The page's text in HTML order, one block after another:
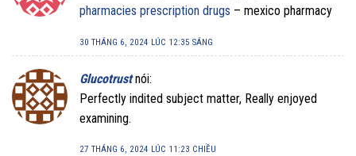
pharmacies prescription drugs – mexico pharmacy
30 THÁNG 6, 2024 LÚC 12:35 SÁNG
Glucotrust nói:
Perfectly indited subject matter, Really enjoyed
examining.
27 THÁNG 6, 2024 LÚC 11:23 CHIỀU